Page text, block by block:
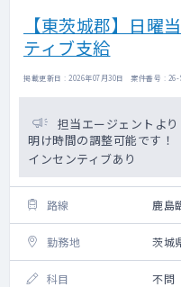
【東茨城郡】日
ティブ支給
掲載更新日 : 2026年07月30日 案件番号 : 26-
担当エージェントより
明け時間の調整可能です！
インセンティブあり
路線 鹿島
勤務地 茨城
科目 不問